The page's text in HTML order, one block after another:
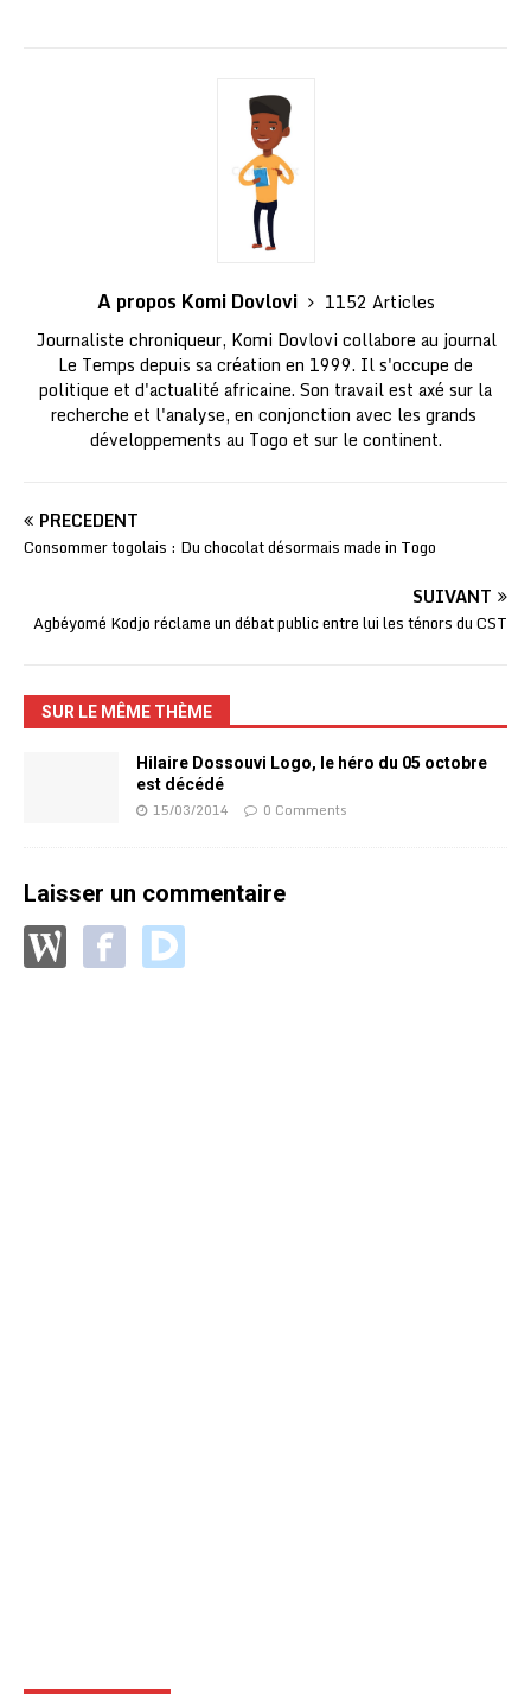
A propos Komi Dovlovi
1152 Articles
Journaliste chroniqueur, Komi Dovlovi collabore au journal
Le Temps depuis sa création en 1999. Il s'occupe de
politique et d'actualité africaine. Son travail est axé sur la
recherche et l'analyse, en conjonction avec les grands
développements au Togo et sur le continent.
PRÉCÉDENT
Consommer togolais : Du chocolat désormais made in Togo
SUIVANT
Agbéyomé Kodjo réclame un débat public entre lui les ténors du CST
SUR LE MÊME THÈME
Hilaire Dossouvi Logo, le héro du 05 octobre
est décédé
15/03/2014 0 Comments
Laisser un commentaire